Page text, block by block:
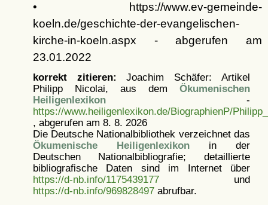
• https://www.ev-gemeinde-
koeln.de/geschichte-der-evangelischen-
kirche-in-koeln.aspx - abgerufen am
23.01.2022
korrekt zitieren: Joachim Schäfer: Artikel
Philipp Nicolai, aus dem Ökumenischen
Heiligenlexikon-
https://www.heiligenlexikon.de/BiographienP/
, abgerufen am 8. 8. 2026
Die Deutsche Nationalbibliothek verzeichnet das
Ökumenische Heiligenlexikonin der
Deutschen Nationalbibliografie; detaillierte
bibliografische Daten sind im Internet über
https://d-nb.info/1175439177und
https://d-nb.info/969828497abrufbar.